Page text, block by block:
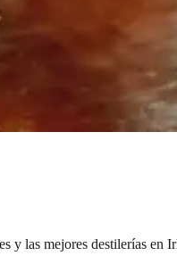
y las mejores destilerías en